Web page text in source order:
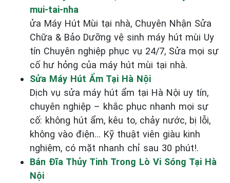
mui-tai-nha
ửa Máy Hút Mùi tại nhà, Chuyên Nhận Sửa
Chữa & Bảo Dưỡng vệ sinh máy hút mùi Uy
tín Chuyên nghiệp phục vụ 24/7, Sửa mọi sự
cố hư hỏng của máy hút mùi tại nhà.
Sửa Máy Hút Ẩm Tại Hà Nội
Dịch vụ sửa máy hút ẩm tại Hà Nội uy tín,
chuyên nghiệp – khắc phục nhanh mọi sự
cố: không hút ẩm, kêu to, chảy nước, bị lỗi,
không vào điện… Kỹ thuật viên giàu kinh
nghiệm, có mặt nhanh chỉ sau 30 phút!.
Bán Đĩa Thủy Tinh Trong Lò Vi Sóng Tại Hà
Nội